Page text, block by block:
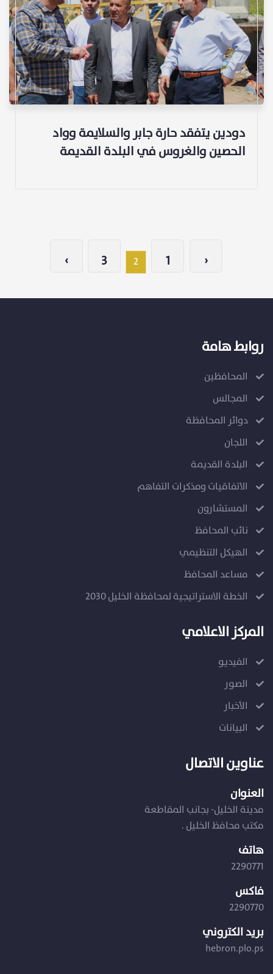
دودين يتفقد حارة جابر والسلايمة وواد
الحصين والغروس في البلدة القديمة
‹
1
2
3
›
روابط هامة
المحافظين
المجالس
دوائر المحافظة
اللجان
البلدة القديمة
الاتفاقيات ومذكرات التفاهم
المستشارون
نائب المحافظ
الهيكل التنظيمي
مساعد المحافظ
الخطة الاستراتيجية لمحافظة الخليل 2030
المركز الاعلامي
الفيديو
الصور
الأخبار
البيانات
عناوين الاتصال
العنوان
مدينة الخليل- بجانب المقاطعة
مكتب محافظ الخليل .
هاتف
2290771
فاكس
2290770
بريد الكتروني
hebron.plo.ps